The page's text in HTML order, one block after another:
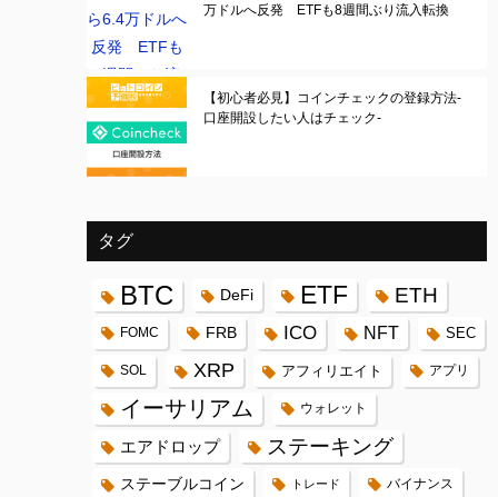
万ドルへ反発 ETFも8週間ぶり流入転換
【初心者必見】コインチェックの登録方法-
口座開設したい人はチェック-
タグ
BTC DeFi ETF ETH
FOMC FRB ICO NFT SEC
SOL XRP アフィリエイト アプリ
イーサリアム ウォレット
エアドロップ ステーキング
ステーブルコイン トレード バイナンス